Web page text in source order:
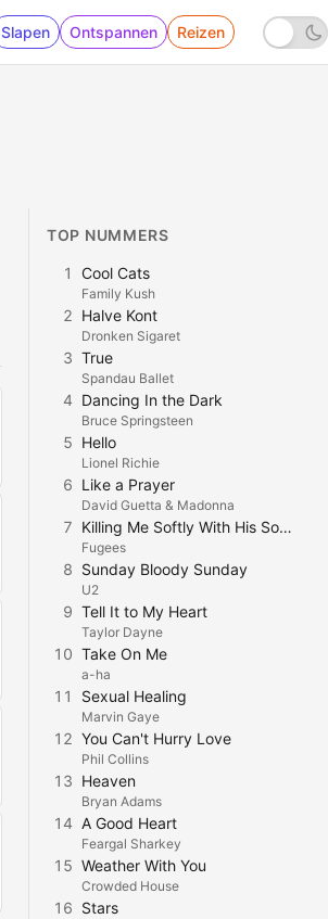
Slapen Ontspannen Reizen
TOP NUMMERS
1 Cool Cats
Family Kush
2 Halve Kont
Dronken Sigaret
3 True
Spandau Ballet
4 Dancing In the Dark
Bruce Springsteen
5 Hello
Lionel Richie
6 Like a Prayer
David Guetta & Madonna
7 Killing Me Softly With His Song
Fugees
8 Sunday Bloody Sunday
U2
9 Tell It to My Heart
Taylor Dayne
10 Take On Me
a-ha
11 Sexual Healing
Marvin Gaye
12 You Can't Hurry Love
Phil Collins
13 Heaven
Bryan Adams
14 A Good Heart
Feargal Sharkey
15 Weather With You
Crowded House
16 Stars